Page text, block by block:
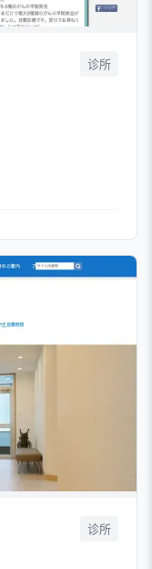
诊所
诊所